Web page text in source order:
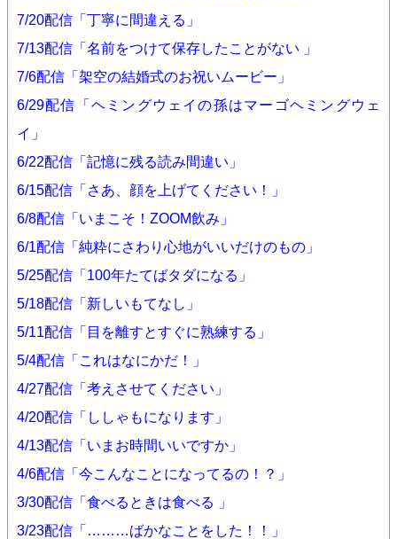
7/20配信「丁寧に間違える」
7/13配信「名前をつけて保存したことがない 」
7/6配信「架空の結婚式のお祝いムービー」
6/29配信「ヘミングウェイの孫はマーゴヘミングウェ
イ」
6/22配信「記憶に残る読み間違い」
6/15配信「さあ、顔を上げてください！」
6/8配信「いまこそ！ZOOM飲み」
6/1配信「純粋にさわり心地がいいだけのもの」
5/25配信「100年たてばタダになる」
5/18配信「新しいもてなし」
5/11配信「目を離すとすぐに熟練する」
5/4配信「これはなにかだ！」
4/27配信「考えさせてください」
4/20配信「ししゃもになります」
4/13配信「いまお時間いいですか」
4/6配信「今こんなことになってるの！？」
3/30配信「食べるときは食べる 」
3/23配信「………ばかなことをした！！」